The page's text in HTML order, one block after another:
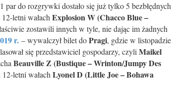
do rozgrywki dostało się już tylko 5 bezbłędnych
letni wałach Explosion W (Chacco Blue –
zostawili innych w tyle, nie dając im żadnych
r. – wywalczył bilet doPragi, gdzie w listopadzie
się przedstawiciel gospodarzy, czyli Maikel
Beauville Z (Bustique – Wrinton/Jumpy Des
letni wałach Lyonel D (Little Joe – Bohawa